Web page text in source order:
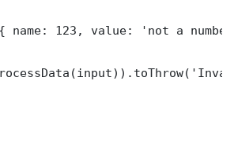
name: 123, value: 'not a